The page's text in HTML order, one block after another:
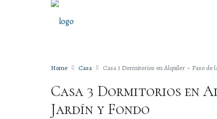
Home Casa Casa 3 Dormitorios en Alquiler – Paso de
Casa 3 Dormitorios en
Jardín y Fondo